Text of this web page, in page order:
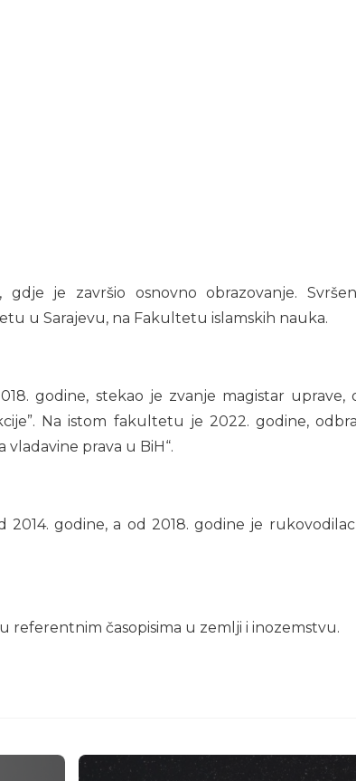
je završio osnovno obrazovanje.
u Sarajevu, na Fakultetu islamskih nauka.
godine, stekao je zvanje magistar uprave,
Na istom fakultetu je 2022. godine,
prava u BiH“.
2014. godine, a od 2018. godine je
referentnim časopisima u zemlji i inozemstvu.